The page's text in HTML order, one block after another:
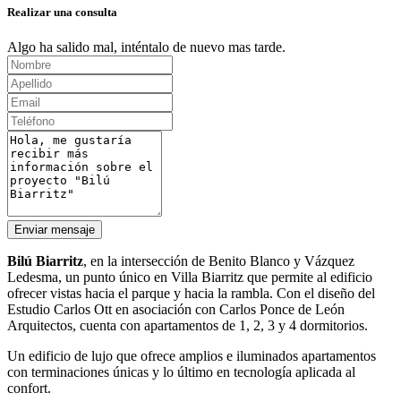
Realizar una consulta
Algo ha salido mal, inténtalo de nuevo mas tarde.
Enviar mensaje
Bilú Biarritz, en la intersección de Benito Blanco y Vázquez
Ledesma, un punto único en Villa Biarritz que permite al edificio
ofrecer vistas hacia el parque y hacia la rambla. Con el diseño del
Estudio Carlos Ott en asociación con Carlos Ponce de León
Arquitectos, cuenta con apartamentos de 1, 2, 3 y 4 dormitorios.
Un edificio de lujo que ofrece amplios e iluminados apartamentos
con terminaciones únicas y lo último en tecnología aplicada al
confort.